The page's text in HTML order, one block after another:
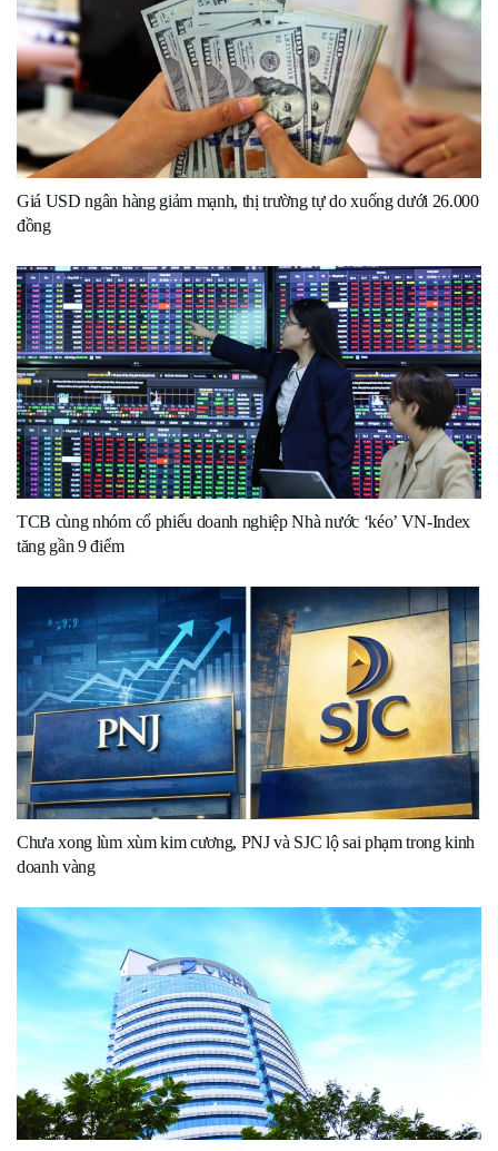
Giá USD ngân hàng giảm mạnh, thị trường tự do xuống dưới 26.000
đồng
TCB cùng nhóm cổ phiếu doanh nghiệp Nhà nước ‘kéo’ VN-Index
tăng gần 9 điểm
Chưa xong lùm xùm kim cương, PNJ và SJC lộ sai phạm trong kinh
doanh vàng